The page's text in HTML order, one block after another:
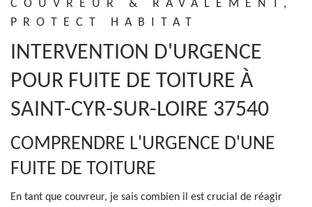
COUVREUR & RAVALEMENT,
PROTECT HABITAT
INTERVENTION D'URGENCE
POUR FUITE DE TOITURE À
SAINT-CYR-SUR-LOIRE 37540
COMPRENDRE L'URGENCE D'UNE
FUITE DE TOITURE
En tant que couvreur, je sais combien il est crucial de réagir